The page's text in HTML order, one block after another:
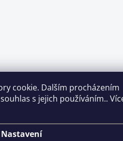
cookie. Dalším procházením
s jejich používáním..
Nastavení